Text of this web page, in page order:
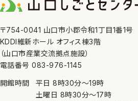
キ
プ
〒754-0041 山口市小郡令和1丁目1番1号
KDDI維新ホール オフィス棟3階
（山口市産業交流拠点施設）
電話番号 083-976-1145
開館時間 平日8時30分〜19時
土曜日 8時30分〜17時